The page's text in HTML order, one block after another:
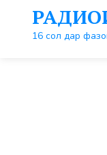
контенту16 сол дар